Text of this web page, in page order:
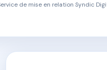
de mise en relation Syndic